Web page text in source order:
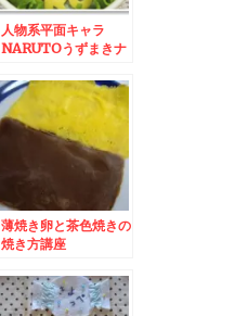
人物系平面キャラ
NARUTOうずまきナ
薄焼き卵と茶色焼きの
焼き方講座